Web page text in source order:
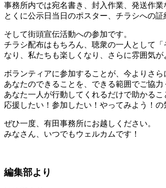
事務所内では宛名書き、封入作業、発送作業
とくに公示日当日のポスター、チラシへの
そして街頭宣伝活動への参加です。
チラシ配布はもちろん、聴衆の一人として
なり、私たちも楽しくなり、さらに雰囲気が
ボランティアに参加することが、今よりさ
あなたのできることを、できる範囲でご協力
あなた一人が行動してくれるだけで助かるこ
応援したい！参加したい！やってみよう！
ぜひ一度、有田事務所にお越しください。
みなさん、いつでもウェルカムです！
編集部より